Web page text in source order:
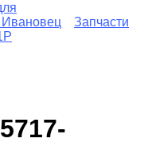
Ивановец
Запчасти